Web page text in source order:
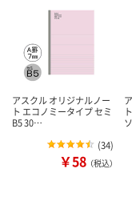
アスクル オリジナルノー
ト エコノミータイプ セミ
B5 30…
(34)
￥58 （税込）